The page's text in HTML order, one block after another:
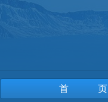
首页